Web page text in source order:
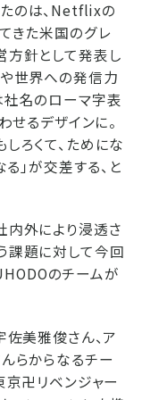
のは、Netflixの
きた米国のグレ
方針として発表し
世界への発信力
社名のローマ字表
せるデザインに。
ろくて、ためにな
る」が交差する、と
内外により浸透さ
課題に対して今回
のチームが
佐美雅俊さん、ア
らからなるチー
京卍リベンジャー